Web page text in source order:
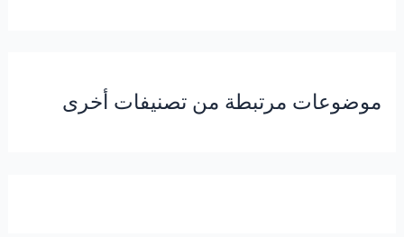
موضوعات مرتبطة من تصنيفات أخرى